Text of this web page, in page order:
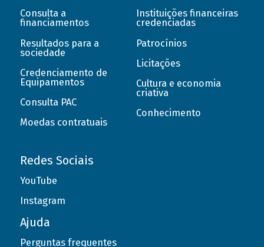
Consulta a
financiamentos
Resultados para a
sociedade
Credenciamento de
Equipamentos
Consulta PAC
Moedas contratuais
Instituições financeiras
credenciadas
Patrocínios
Licitações
Cultura e economia
criativa
Conhecimento
Redes Sociais
YouTube
Instagram
Ajuda
Perguntas frequentes